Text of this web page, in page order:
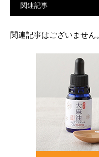
関連記事
関連記事はございません。